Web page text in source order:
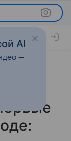
AI
—